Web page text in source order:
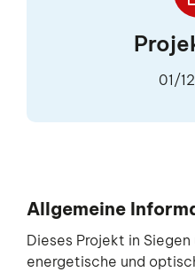
01/
Allgemeine
Dieses Projekt in
energetische und